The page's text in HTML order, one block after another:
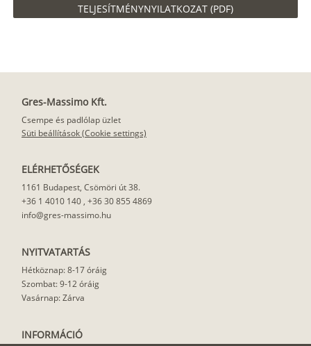
TELJESÍTMÉNYNYILATKOZAT (PDF)
Gres-Massimo Kft.
Csempe és padlólap üzlet
Süti beállítások (Cookie settings)
ELÉRHETŐSÉGEK
1161 Budapest, Csömöri út 38.
+36 1 4010 140, +36 30 855 4869
info@gres-massimo.hu
NYITVATARTÁS
Hétköznap: 8-17 óráig
Szombat: 9-12 óráig
Vasárnap: Zárva
INFORMÁCIÓ